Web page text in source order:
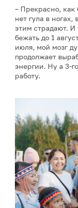
– Прекрасно, как
нет гула в ногах,
этим страдают. И
бежать до 1
июля, мой мозг
продолжает
энергии. Ну а 3-
работу.